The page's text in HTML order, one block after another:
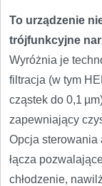
To urządzenie
trójfunkcyjne
Wyróżnia je
filtracja (w tym
cząstek do 0,1
zapewniający
Opcja sterowania
łącza
chłodzenie,